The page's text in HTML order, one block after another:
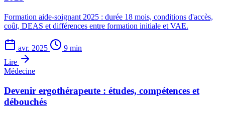
Formation aide-soignant 2025 : durée 18 mois, conditions d'accès,
coût, DEAS et différences entre formation initiale et VAE.
avr. 2025
9 min
Lire
Médecine
Devenir ergothérapeute : études, compétences et
débouchés